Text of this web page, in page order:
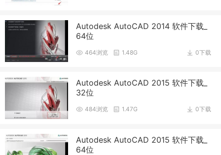
Autodesk AutoCAD 2014 软件下载_
64位
0下载
464浏览 1.48G
Autodesk AutoCAD 2015 软件下载_
32位
0下载
484浏览 1.47G
Autodesk AutoCAD 2015 软件下载_
64位